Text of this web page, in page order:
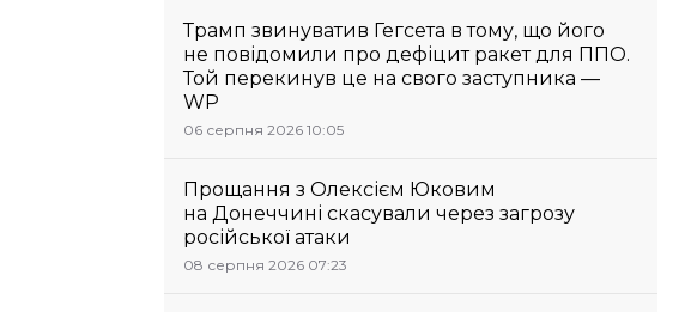
Трамп звинуватив Гегсета в тому, що його
не повідомили про дефіцит ракет для ППО.
Той перекинув це на свого заступника —
WP
06 серпня 2026 10:05
Прощання з Олексієм Юковим
на Донеччині скасували через загрозу
російської атаки
08 серпня 2026 07:23